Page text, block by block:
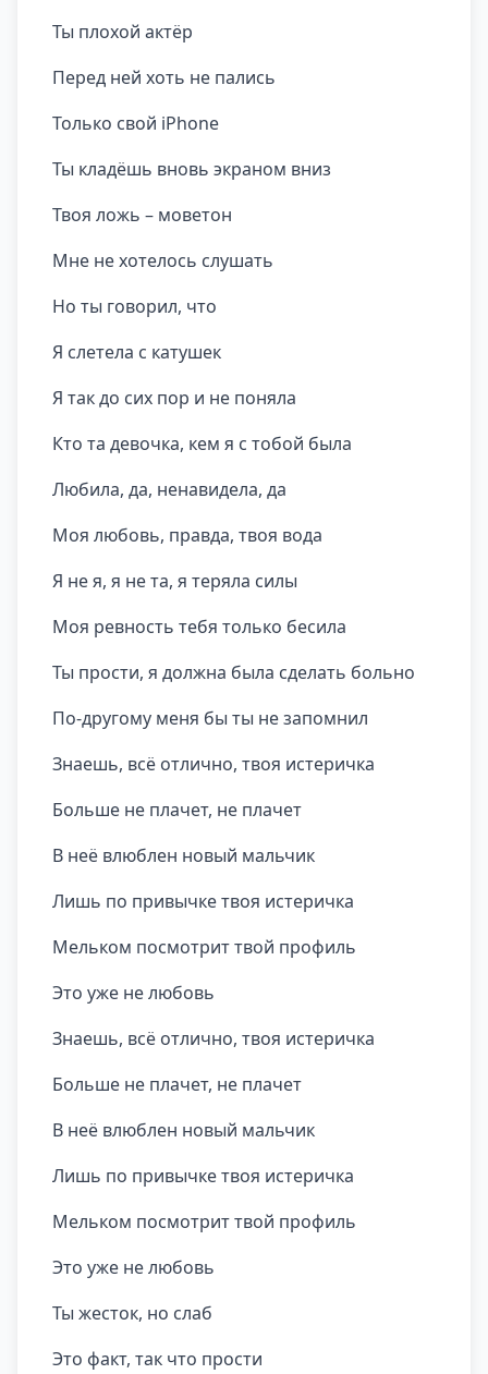
Ты плохой актёр
Перед ней хоть не пались
Только свой iPhone
Ты кладёшь вновь экраном вниз
Твоя ложь – моветон
Мне не хотелось слушать
Но ты говорил, что
Я слетела с катушек
Я так до сих пор и не поняла
Кто та девочка, кем я с тобой была
Любила, да, ненавидела, да
Моя любовь, правда, твоя вода
Я не я, я не та, я теряла силы
Моя ревность тебя только бесила
Ты прости, я должна была сделать больно
По-другому меня бы ты не запомнил
Знаешь, всё отлично, твоя истеричка
Больше не плачет, не плачет
В неё влюблен новый мальчик
Лишь по привычке твоя истеричка
Мельком посмотрит твой профиль
Это уже не любовь
Знаешь, всё отлично, твоя истеричка
Больше не плачет, не плачет
В неё влюблен новый мальчик
Лишь по привычке твоя истеричка
Мельком посмотрит твой профиль
Это уже не любовь
Ты жесток, но слаб
Это факт, так что прости